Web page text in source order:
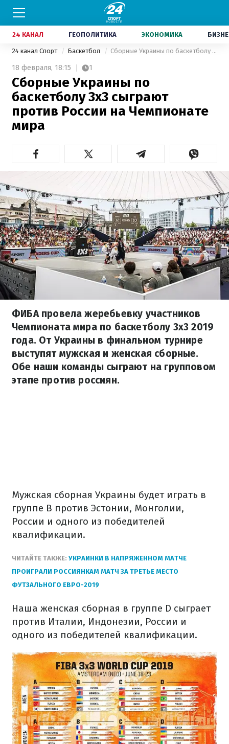
24 КАНАЛ ГЕОПОЛИТИКА ЭКОНОМИКА
24 канал Спорт Баскетбол Сборные Украины по баскетболу 3х3 сыграют против России на Чемпионате мира
18 февраля, 18:15 1
Сборные Украины по
баскетболу 3х3 сыграют
против России на Чемпионате
мира
ФИБА провела жеребьевку участников
Чемпионата мира по баскетболу 3х3 2019
года. От Украины в финальном турнире
выступят мужская и женская сборные.
Обе наши команды сыграют на групповом
этапе против россиян.
Мужская сборная Украины будет играть в
группе B против Эстонии, Монголии,
России и одного из победителей
квалификации.
ЧИТАЙТЕ ТАКЖЕ: УКРАИНКИ В НАПРЯЖЕННОМ МАТЧЕ
ПРОИГРАЛИ РОССИЯНКАМ МАТЧ ЗА ТРЕТЬЕ МЕСТО
ФУТЗАЛЬНОГО ЕВРО-2019
Наша женская сборная в группе D сыграет
против Италии, Индонезии, России и
одного из победителей квалификации.